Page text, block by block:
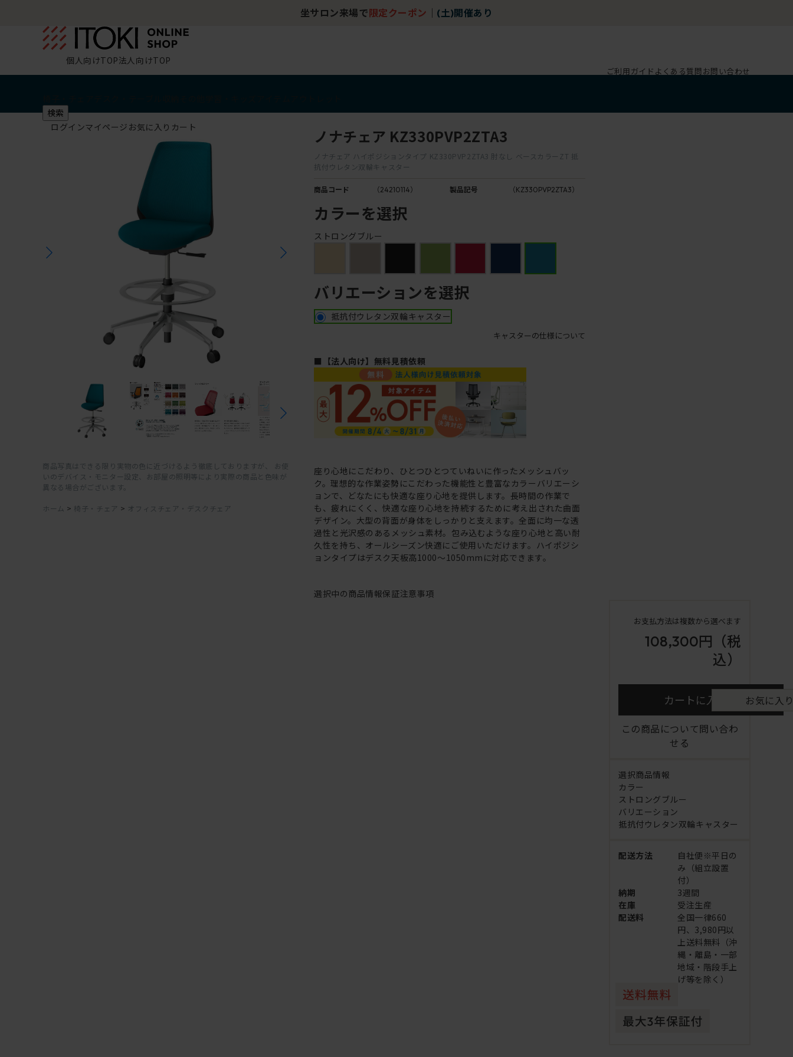
坐サロン来場で 限定クーポン (土)開催あり
個人向けTOP法人向けTOP
ご利用ガイド よくある質問お問い合わせ
検索
ログインマイページ お気に入り カート
商品写真はできる限り実物の色に近づけるよう徹底しておりますが、 お使
いのデバイス・モニター設定、お部屋の照明等により実際の商品と色味が
異なる場合がございます。
ホーム > 椅子・チェア > オフィスチェア・デスクチェア
ノナチェア KZ330PVP2ZTA3
ノナチェア ハイポジションタイプ KZ330PVP2ZTA3 肘なし ベースカラーZT 抵
抗付ウレタン双輪キャスター
商品コード （24210114） 製品記号 （KZ330PVP2ZTA3）
カラーを選択
ストロングブルー
バリエーションを選択
抵抗付ウレタン双輪キャスター
キャスターの仕様について
■【法人向け】無料見積依頼
座り心地にこだわり、ひとつひとつていねいに作ったメッシュバッ
ク。理想的な作業姿勢にこだわった機能性と豊富なカラーバリエーシ
ョンで、どなたにも快適な座り心地を提供します。長時間の作業で
も、疲れにくく、快適な座り心地を持続するために考え出された曲面
デザイン。大型の背面が身体をしっかりと支えます。全面に均一な透
過性と光沢感のあるメッシュ素材。包み込むような座り心地と高い耐
久性を持ち、オールシーズン快適にご使用いただけます。ハイポジシ
ョンタイプはデスク天板高1000～1050mmに対応できます。
選択中の商品情報保証注意事項
お支払方法は複数から選べます
108,300円 （税
込）
カートに入れる お気に入
この商品について問い合わ
せる
選択商品情報
カラー
ストロングブルー
バリエーション
抵抗付ウレタン双輪キャスター
配送方法
自社便※平日の
み（組立設置
付）
納期
3週間
在庫
受注生産
配送料
全国一律660
円、3,980円以
上送料無料（沖
縄・離島・一部
地域・階段手上
げ等を除く）